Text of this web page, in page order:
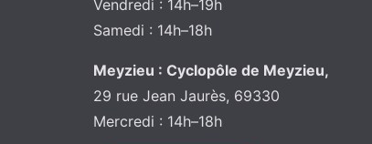
Vendredi : 14h–19h
Samedi : 14h–18h
Meyzieu : Cyclopôle de Meyzieu,
29 rue Jean Jaurès, 69330
Mercredi : 14h–18h